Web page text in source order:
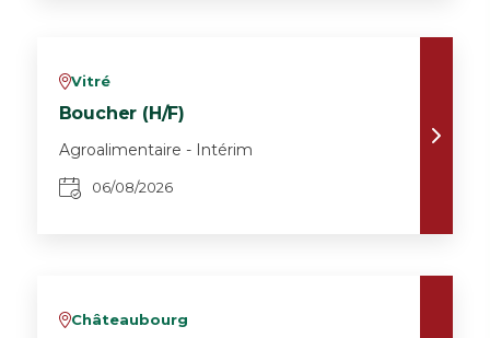
vVitré
Boucher (H/F)
Agroalimentaire - Intérim
06/08/2026
vChâteaubourg